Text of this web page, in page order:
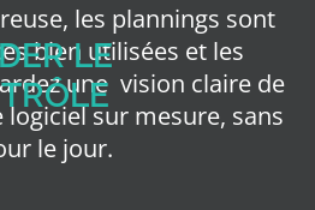
LE
les plannings sont
bien utilisées et les
une vision claire de
sur mesure, sans
le jour.